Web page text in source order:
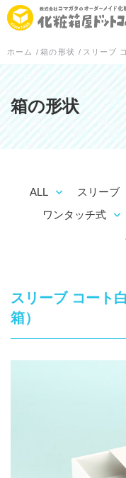
会社情報
初めての方へ
会社概要
工場案内
箱の形状
サンプル請求
ホーム / 箱の形状 / スリーブ
箱の形状
ALL スリーブ
ワンタッチ式
スリーブ コート
箱）